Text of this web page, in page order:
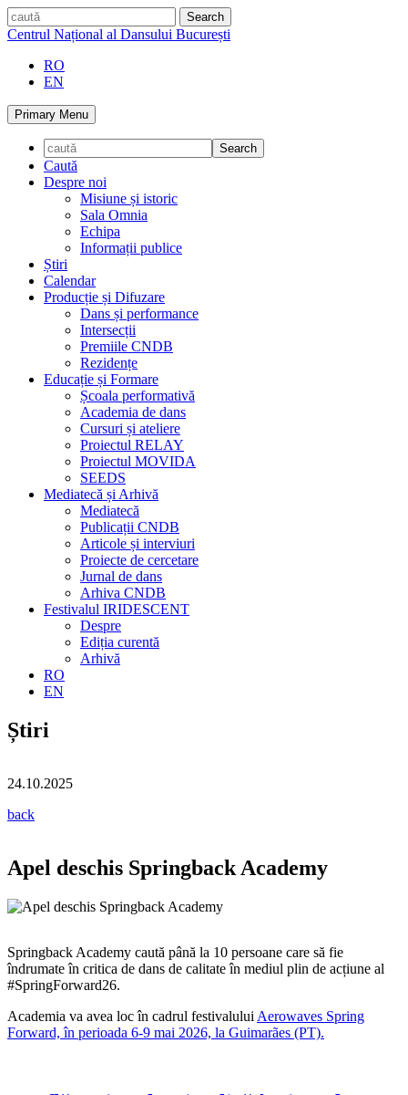
Skip
to
caută
Centrul Național al Dansului București
RO
EN
Primary Menu
Caută
Despre noi
Misiune și istoric
Sala Omnia
Echipa
Informații publice
Știri
Calendar
Producție și Difuzare
Dans și performance
Intersecții
Premiile CNDB
Rezidențe
Educație și Formare
Școala performativă
Academia de dans
Cursuri și ateliere
Proiectul RELAY
Proiectul MOVIDA
SEEDS
Mediatecă și Arhivă
Mediatecă
Publicații CNDB
Articole și interviuri
Proiecte de cercetare
Jurnal de dans
Arhiva CNDB
Festivalul IRIDESCENT
Despre
Ediția curentă
Arhivă
RO
EN
Știri
24.10.2025
back
Apel deschis Springback Academy
Springback Academy caută până la 10 persoane care să fie
îndrumate în critica de dans de calitate în mediul plin de acțiune al
#SpringForward26.
Academia va avea loc în cadrul festivalului Aerowaves Spring
Forward, în perioada 6-9 mai 2026, la Guimarães (PT).